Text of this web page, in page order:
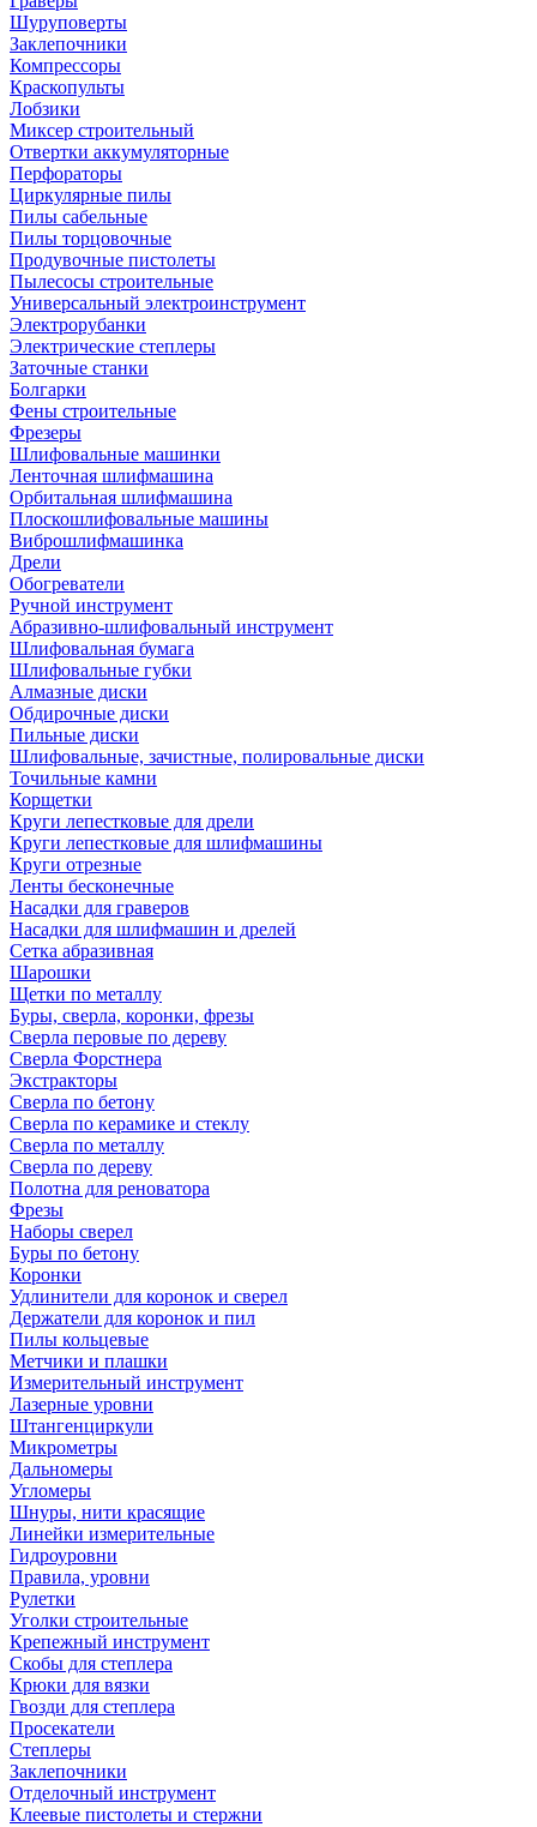
Шуруповерты
Заклепочники
Компрессоры
Краскопульты
Лобзики
Миксер строительный
Отвертки аккумуляторные
Перфораторы
Циркулярные пилы
Пилы сабельные
Пилы торцовочные
Продувочные пистолеты
Пылесосы строительные
Универсальный электроинструмент
Электрорубанки
Электрические степлеры
Заточные станки
Болгарки
Фены строительные
Фрезеры
Шлифовальные машинки
Ленточная шлифмашина
Орбитальная шлифмашина
Плоскошлифовальные машины
Виброшлифмашинка
Дрели
Обогреватели
Ручной инструмент
Абразивно-шлифовальный инструмент
Шлифовальная бумага
Шлифовальные губки
Алмазные диски
Обдирочные диски
Пильные диски
Шлифовальные, зачистные, полировальные диски
Точильные камни
Корщетки
Круги лепестковые для дрели
Круги лепестковые для шлифмашины
Круги отрезные
Ленты бесконечные
Насадки для граверов
Насадки для шлифмашин и дрелей
Сетка абразивная
Шарошки
Щетки по металлу
Буры, сверла, коронки, фрезы
Сверла перовые по дереву
Сверла Форстнера
Экстракторы
Сверла по бетону
Сверла по керамике и стеклу
Сверла по металлу
Сверла по дереву
Полотна для реноватора
Фрезы
Наборы сверел
Буры по бетону
Коронки
Удлинители для коронок и сверел
Держатели для коронок и пил
Пилы кольцевые
Метчики и плашки
Измерительный инструмент
Лазерные уровни
Штангенциркули
Микрометры
Дальномеры
Угломеры
Шнуры, нити красящие
Линейки измерительные
Гидроуровни
Правила, уровни
Рулетки
Уголки строительные
Крепежный инструмент
Скобы для степлера
Крюки для вязки
Гвозди для степлера
Просекатели
Степлеры
Заклепочники
Отделочный инструмент
Клеевые пистолеты и стержни